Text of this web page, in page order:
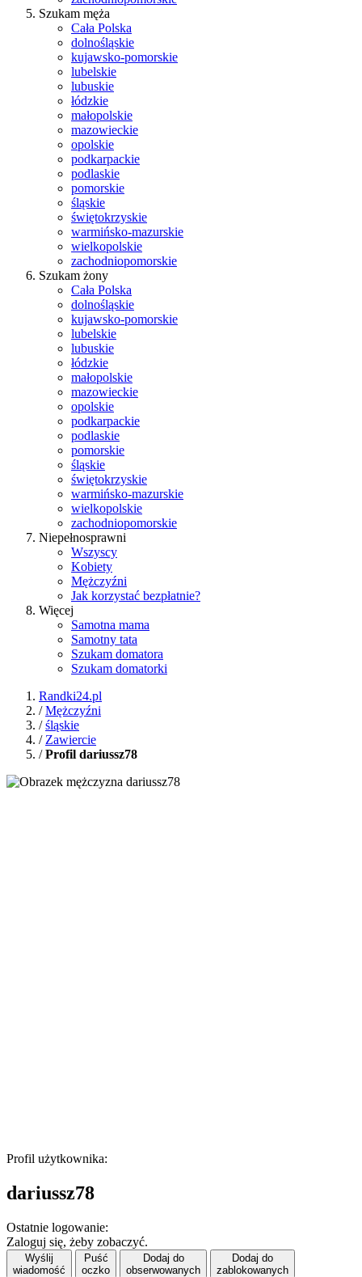
Szukam męża
Cała Polska
dolnośląskie
kujawsko-pomorskie
lubelskie
lubuskie
łódzkie
małopolskie
mazowieckie
opolskie
podkarpackie
podlaskie
pomorskie
śląskie
świętokrzyskie
warmińsko-mazurskie
wielkopolskie
zachodniopomorskie
Szukam żony
Cała Polska
dolnośląskie
kujawsko-pomorskie
lubelskie
lubuskie
łódzkie
małopolskie
mazowieckie
opolskie
podkarpackie
podlaskie
pomorskie
śląskie
świętokrzyskie
warmińsko-mazurskie
wielkopolskie
zachodniopomorskie
Niepełnosprawni
Wszyscy
Kobiety
Mężczyźni
Jak korzystać bezpłatnie?
Więcej
Samotna mama
Samotny tata
Szukam domatora
Szukam domatorki
Randki24.pl
/Mężczyźni
/śląskie
/ Zawiercie
/Profil dariussz78
Profil użytkownika:
dariussz78
Ostatnie logowanie:
Zaloguj się, żeby zobaczyć.
Wyślij
wiadomość
Puść
oczko
Dodaj do
obserwowanych
Dodaj do
zablokowanych